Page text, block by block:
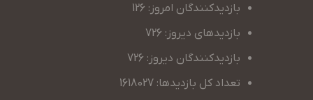
بازدیدکنندگان امروز: 126
بازدیدهای دیروز: 726
بازدیدکنندگان دیروز: 726
تعداد کل بازدیدها: 1618027